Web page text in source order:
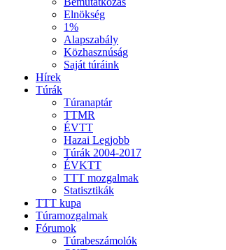
Elnökség
1%
Alapszabály
Közhasznúság
Saját túráink
Hírek
Túrák
Túranaptár
TTMR
ÉVTT
Hazai Legjobb
Túrák 2004-2017
ÉVKTT
TTT mozgalmak
Statisztikák
TTT kupa
Túramozgalmak
Fórumok
Túrabeszámolók